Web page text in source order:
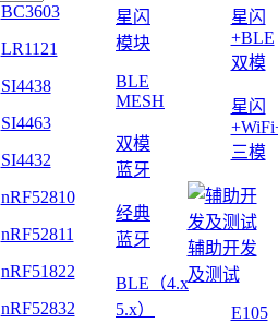
BC3603
LR1121
SI4438
SI4463
SI4432
nRF52810
nRF52811
nRF51822
nRF52832
星闪
模块
BLE
MESH
双模
蓝牙
经典
蓝牙
BLE（4.x
5.x）
星闪
+BLE
双模
星闪
三模
辅助开发
及测试
E105